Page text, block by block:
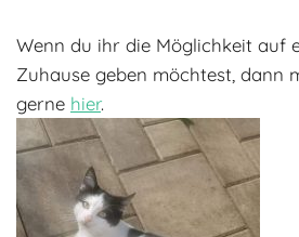
Infos rund um die Katze
Wenn du ihr die Möglichkeit auf
Zuhause geben möchtest, dann
gerne hier.